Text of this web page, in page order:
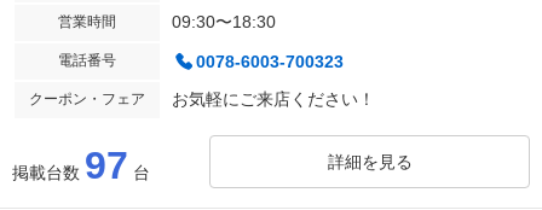
営業時間 09:30〜18:30
電話番号 0078-6003-700323
クーポン・フェア お気軽にご来店ください！
掲載台数 97 台
詳細を見る